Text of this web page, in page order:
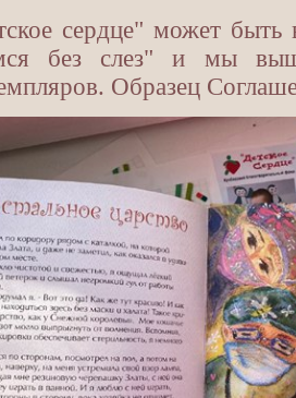
сердце" может быть
без слез" и мы
Образец